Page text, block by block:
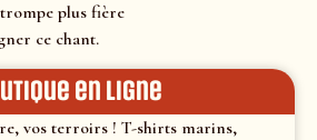
plus fière
ce chant.
en ligne
vos terroirs ! T-shirts marins,